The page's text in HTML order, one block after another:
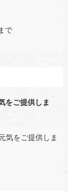
で
をご提供しま